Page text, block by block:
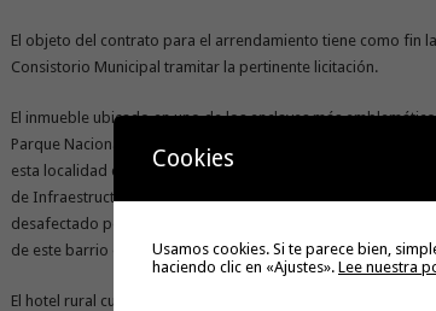
El objeto del contrato para el arrendamiento tiene como fin
Consistorio Municipal tramitar la pertinente licitación.
El inmueble ubicado en uno de los enclaves más
Parque Nacional de Garajonay a la sombra del propio
esta localidad que se construyó al contar con la financiación
de Infraestructura y Calidad Turística. Fue inaugurado hace
desafectado por la Consejería de Educación del Gobierno de
de este barrio enclavado también frente al conocido como
El hotel rural cuenta con siete habitaciones dobles con
Cookies
Usamos cookies. Si te parece bien,
haciendo clic en «Ajustes». Lee nuestra